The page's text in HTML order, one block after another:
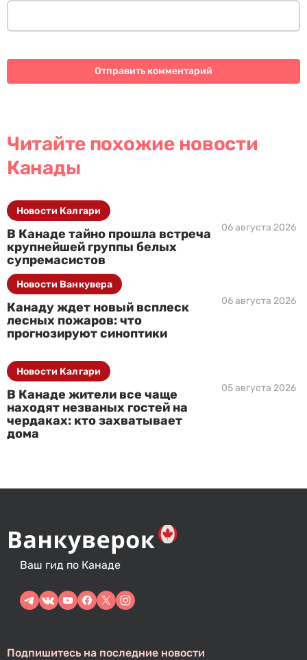
Читайте похожие новости
Канады
В Канаде тайно прошла встреча
крупнейшей группы белых
супремасистов
06 августа 2026
Новости Калгари
Канаду ждет новый всплеск
лесных пожаров: что
прогнозируют синоптики
06 августа 2026
Новости Ванкувера
В Канаде жители все чаще
находят незваных гостей на
чердаках: кто захватывает
дома
05 августа 2026
Новости Калгари
Ваш гид по Канаде
Подпишитесь на последние новости